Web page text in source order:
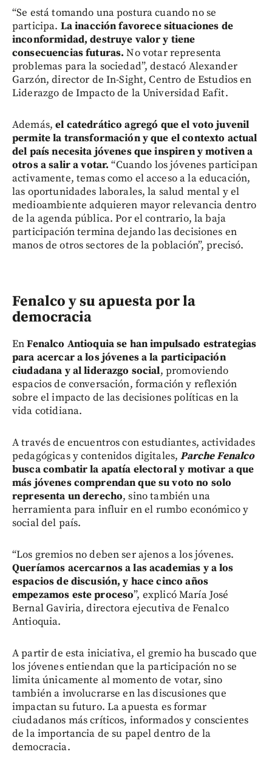
“Se está tomando una postura cuando no se
participa. La inacción favorece situaciones de
inconformidad, destruye valor y tiene
consecuencias futuras. No votar representa
problemas para la sociedad”, destacó Alexander
Garzón, director de In-Sight, Centro de Estudios en
Liderazgo de Impacto de la Universidad Eafit.
Además,el catedrático agregó que el voto juvenil
permite la transformación y que el contexto actual
del país necesita jóvenes que inspiren y motiven a
otros a salir a votar.“Cuando los jóvenes participan
activamente, temas como el acceso a la educación,
las oportunidades laborales, la salud mental y el
medioambiente adquieren mayor relevancia dentro
de la agenda pública. Por el contrario, la baja
participación termina dejando las decisiones en
manos de otros sectores de la población”, precisó.
Fenalco y su apuesta por la
democracia
EnFenalco Antioquia se han impulsado estrategias
para acercar a los jóvenes a la participación
ciudadana y al liderazgo social, promoviendo
espacios de conversación, formación y reflexión
sobre el impacto de las decisiones políticas en la
vida cotidiana.
A través de encuentros con estudiantes, actividades
pedagógicas y contenidos digitales, Parche Fenalco
busca combatir la apatía electoral y motivar a que
más jóvenes comprendan que su voto no solo
representa un derecho, sino también una
herramienta para influir en el rumbo económico y
social del país.
“Los gremios no deben ser ajenos a los jóvenes.
Queríamos acercarnos a las academias y a los
espacios de discusión, y hace cinco años
empezamos este proceso”, explicó María José
Bernal Gaviria, directora ejecutiva de Fenalco
Antioquia.
A partir de esta iniciativa, el gremio ha buscado que
los jóvenes entiendan que la participación no se
limita únicamente al momento de votar, sino
también a involucrarse en las discusiones que
impactan su futuro. La apuesta es formar
ciudadanos más críticos, informados y conscientes
de la importancia de su papel dentro de la
democracia.